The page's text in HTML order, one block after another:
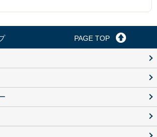
PAGE TOP